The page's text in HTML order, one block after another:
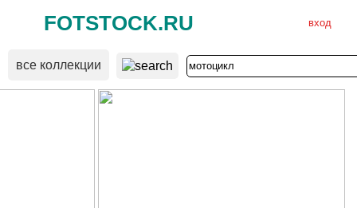
FOTSTOCK.RU
ВХОД
РЕГИСТРАЦИЯ
вход
все коллекции